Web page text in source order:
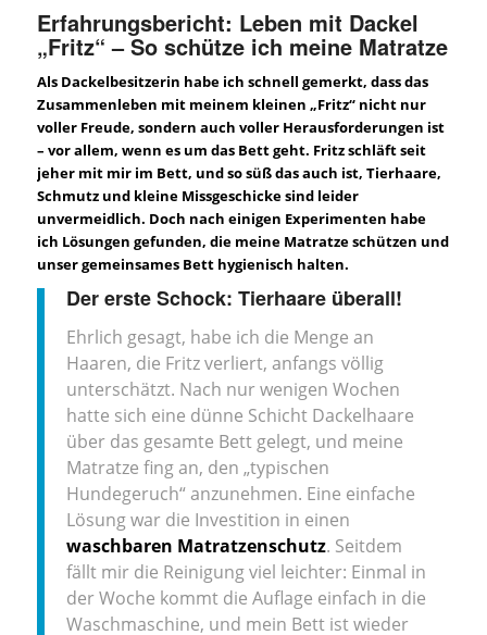
Erfahrungsbericht: Leben mit Dackel
„Fritz“ – So schütze ich meine Matratze
Als Dackelbesitzerin habe ich schnell gemerkt, dass das
Zusammenleben mit meinem kleinen „Fritz“ nicht nur
voller Freude, sondern auch voller Herausforderungen ist
– vor allem, wenn es um das Bett geht. Fritz schläft seit
jeher mit mir im Bett, und so süß das auch ist, Tierhaare,
Schmutz und kleine Missgeschicke sind leider
unvermeidlich. Doch nach einigen Experimenten habe
ich Lösungen gefunden, die meine Matratze schützen und
unser gemeinsames Bett hygienisch halten.
Der erste Schock: Tierhaare überall!
Ehrlich gesagt, habe ich die Menge an
Haaren, die Fritz verliert, anfangs völlig
unterschätzt. Nach nur wenigen Wochen
hatte sich eine dünne Schicht Dackelhaare
über das gesamte Bett gelegt, und meine
Matratze fing an, den „typischen
Hundegeruch“ anzunehmen. Eine einfache
Lösung war die Investition in einen
waschbaren Matratzenschutz. Seitdem
fällt mir die Reinigung viel leichter: Einmal in
der Woche kommt die Auflage einfach in die
Waschmaschine, und mein Bett ist wieder